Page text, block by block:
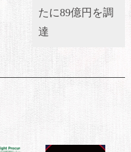
たに89億円を調
達